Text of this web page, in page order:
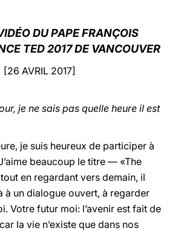
DU PAPE FRANÇOIS
TED 2017 DE VANCOUVER
[26 AVRIL 2017]
je ne sais pas quelle heure il est
je suis heureux de participer à
beaucoup le titre — «The
en regardant vers demain, il
à un dialogue ouvert, à regarder
Votre futur moi: l’avenir est fait de
la vie n’existe que dans nos